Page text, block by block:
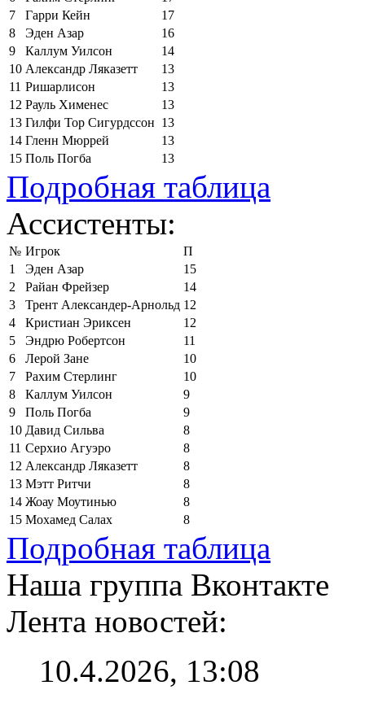
7
Гарри Кейн
17
8
Эден Азар
16
9
Каллум Уилсон
14
10 Александр Ляказетт
13
11 Ришарлисон
13
12 Рауль Хименес
13
13 Гилфи Тор Сигурдссон 13
14 Гленн Мюррей
13
15 Поль Погба 13
Подробная таблица
Ассистенты:
№ Игрок
П
1
Эден Азар
15
2
Райан Фрейзер
14
3
Трент Александер-Арнольд 12
4
Кристиан Эриксен
12
5
Эндрю Робертсон
11
6
Лерой Зане
10
7
Рахим Стерлинг
10
8
Каллум Уилсон
9
9
Поль Погба
9
10 Давид Сильва
8
11 Серхио Агуэро
8
12 Александр Ляказетт
8
13 Мэтт Ритчи
8
14 Жоау Моутинью
8
15 Мохамед Салах 8
Подробная таблица
Наша группа Вконтакте
Лента новостей:
10.4.2026, 13:08